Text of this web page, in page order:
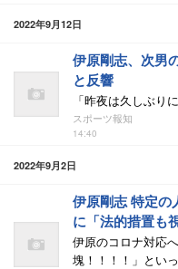
2022年9月12日
伊原剛志、次男
と反響
「昨夜は久しぶり
スポーツ報知
14:40
2022年9月2日
伊原剛志 特定の
に「法的措置も
伊原のコロナ対応
塊！！！！」とい